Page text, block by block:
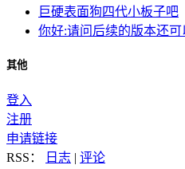
巨硬表面狗四代小板子吧
你好:请问后续的版本还可
其他
登入
注册
申请链接
RSS：
日志 | 评论